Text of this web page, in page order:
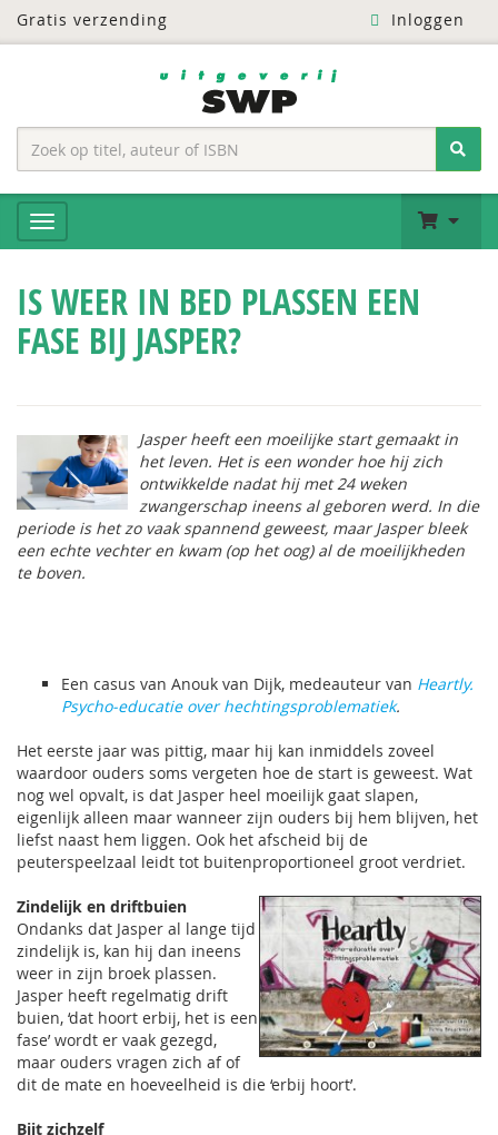
Gratis verzending Inloggen
IS WEER IN BED PLASSEN EEN
FASE BIJ JASPER?
Jasper heeft een moeilijke start gemaakt in
het leven. Het is een wonder hoe hij zich
ontwikkelde nadat hij met 24 weken
zwangerschap ineens al geboren werd. In die
periode is het zo vaak spannend geweest, maar Jasper bleek
een echte vechter en kwam (op het oog) al de moeilijkheden
te boven.
Een casus van Anouk van Dijk, medeauteur van Heartly.
Psycho-educatie over hechtingsproblematiek.
Het eerste jaar was pittig, maar hij kan inmiddels zoveel
waardoor ouders soms vergeten hoe de start is geweest. Wat
nog wel opvalt, is dat Jasper heel moeilijk gaat slapen,
eigenlijk alleen maar wanneer zijn ouders bij hem blijven, het
liefst naast hem liggen. Ook het afscheid bij de
peuterspeelzaal leidt tot buitenproportioneel groot verdriet.
Zindelijk en driftbuien
Ondanks dat Jasper al lange tijd
zindelijk is, kan hij dan ineens
weer in zijn broek plassen.
Jasper heeft regelmatig drift
buien, ‘dat hoort erbij, het is een
fase’ wordt er vaak gezegd,
maar ouders vragen zich af of
dit de mate en hoeveelheid is die ‘erbij hoort’.
Bijt zichzelf